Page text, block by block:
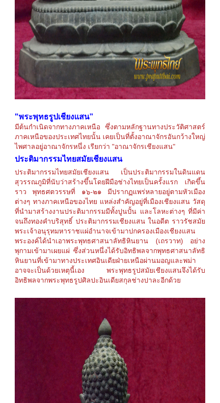
"พระพุทธรูปเชียงแสน”
มีต้นกำเนิดจากทางภาคเหนือ ซึ่งตามหลักฐานทางประวัติศาสตร์
ภาคเหนือของประเทศไทยนั้น เคยเป็นที่ตั้งอาณาจักรอันกว้างใหญ่
ไพศาลอยู่อาณาจักรหนึ่ง เรียกว่า "อาณาจักรเชียงแสน"
ประติมากรรมไทยสมัยเชียงแสน
ประติมากรรมไทยสมัยเชียงแสน เป็นประติมากรรมในดินแดน
สุวรรณภูมิที่นับว่าสร้างขึ้นโดยฝีมือช่างไทยเป็นครั้งแรก เกิดขึ้น
ราว พุทธศตวรรษที่ ๑๖-๒๑ มีปรากฏแพร่หลายอยู่ตามหัวเมือง
ต่างๆ ทางภาคเหนือของไทย แหล่งสำคัญอยู่ที่เมืองเชียงแสน วัสดุ
ที่นำมาสร้างงานประติมากรรมมีทั้งปูนปั้น และโลหะต่างๆ ที่มีค่า
จนถึงทองคำบริสุทธิ์ ประติมากรรมเชียงแสนในอดีต ราวรัชสมัย
พระเจ้าอนุรุทมหาราชแผ่อำนาจเข้ามาปกครองเมืองเชียงแสน
พระองค์ได้นำเอาพระพุทธศาสนาลัทธิหินยาน (เถรวาท) อย่าง
พุกามเข้ามาเผยแผ่ ซึ่งส่วนหนึ่งได้รับอิทธิพลจากพุทธศาสนาลัทธิ
หินยานที่เข้ามาทางประเทศอินเดียฝ่ายเหนือผ่านมอญและพม่า
อาจจะเป็นด้วยเหตุนี้เอง พระพุทธรูปสมัยเชียงแสนจึงได้รับ
อิทธิพลจากพระพุทธรูปศิลปะอินเดียสกุลช่างปาละอีกด้วย